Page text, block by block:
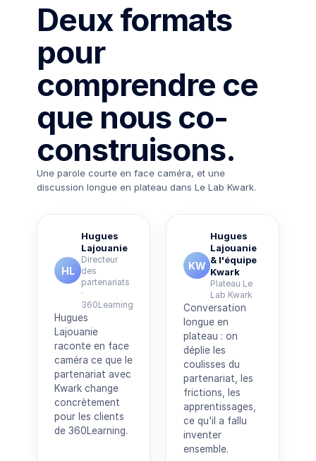
Deux formats
pour
comprendre ce
que nous co-
construisons.
Une parole courte en face caméra, et une
discussion longue en plateau dans Le Lab Kwark.
PAROLE DE
PARTENAIRE
de
complexe,
ancré
»
Témoignage
face
Hugues
HL
Hugues
Lajouanie
Directeur
des
partenariats
·
360Learning
Hugues
Lajouanie
raconte en face
caméra ce que le
partenariat avec
Kwark change
concrètement
pour les clients
de 360Learning.
LE LAB
KWARK ·
PODCAST
Kwark
avec
360Learning
Podcast
en
·
co-
un
partenariat
KW
Hugues
Lajouanie
& l'équipe
Kwark
Plateau Le
Lab Kwark
Conversation
longue en
plateau : on
déplie les
coulisses du
partenariat, les
frictions, les
apprentissages,
ce qu'il a fallu
inventer
ensemble.